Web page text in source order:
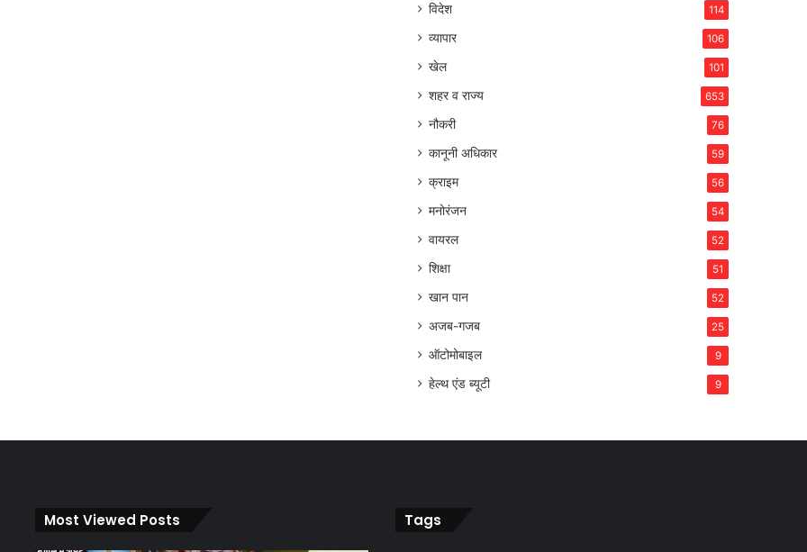
विदेश 114
व्यापार 106
खेल 101
शहर व राज्य 653
नौकरी 76
कानूनी अधिकार 59
क्राइम 56
मनोरंजन 54
वायरल 52
शिक्षा 51
खान पान 52
अजब-गजब 25
ऑटोमोबाइल 9
हेल्थ एंड ब्यूटी 9
Most Viewed Posts Tags